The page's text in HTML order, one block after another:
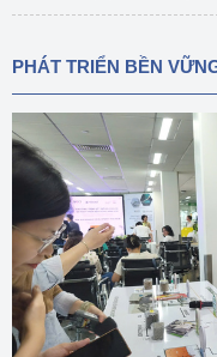
PHÁT TRIỂN BỀN